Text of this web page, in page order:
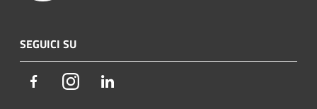
SEGUICI SU
FacebookInstagram